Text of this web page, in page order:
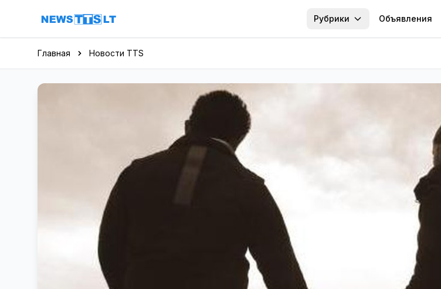
Перейти к содержимому
Рубрики Объявления
Главная Новости TTS